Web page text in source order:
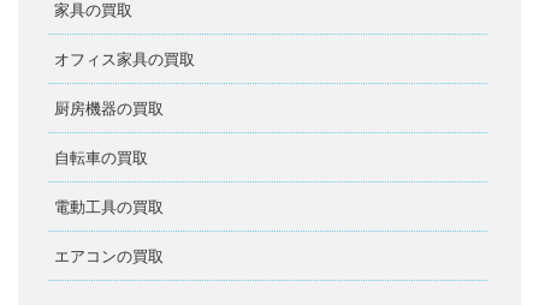
家具の買取
オフィス家具の買取
厨房機器の買取
自転車の買取
電動工具の買取
エアコンの買取